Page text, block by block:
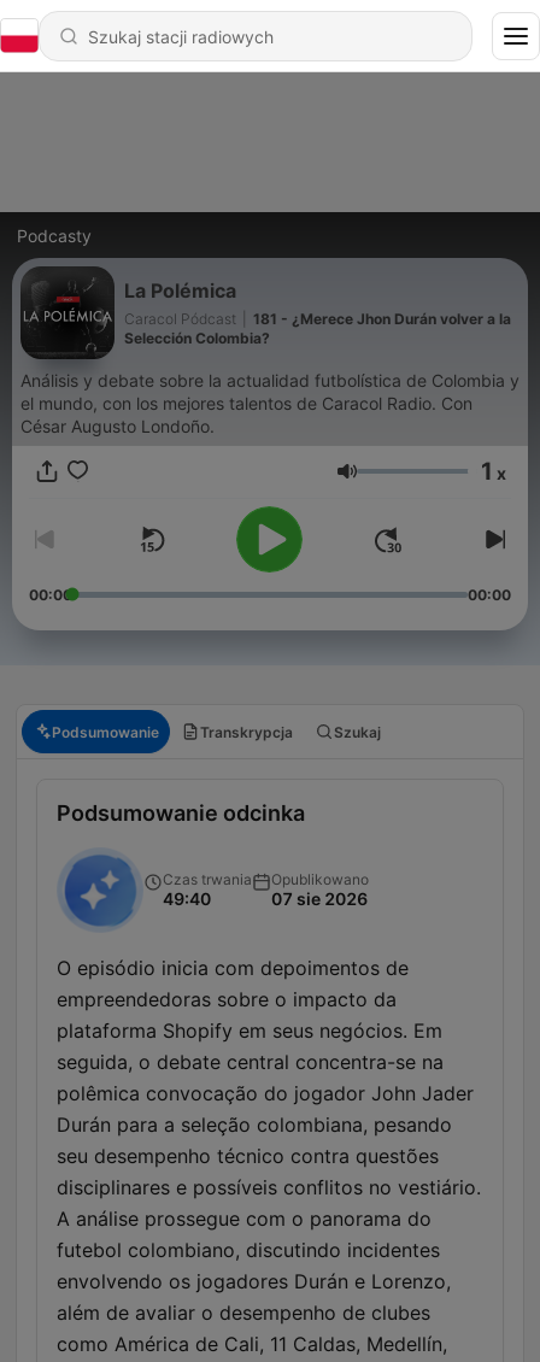
Podcasty
La Polémica
Caracol Pódcast
181 - ¿Merece Jhon Durán volver a la
Selección Colombia?
Análisis y debate sobre la actualidad futbolística de Colombia y
el mundo, con los mejores talentos de Caracol Radio. Con
César Augusto Londoño.
Głośność 1 x
00:00 00:00
Podsumowanie Transkrypcja Szukaj
Podsumowanie odcinka
Czas trwania
49:40
Opublikowano
07 sie 2026
O episódio inicia com depoimentos de
empreendedoras sobre o impacto da
plataforma Shopify em seus negócios. Em
seguida, o debate central concentra-se na
polêmica convocação do jogador John Jader
Durán para a seleção colombiana, pesando
seu desempenho técnico contra questões
disciplinares e possíveis conflitos no vestiário.
A análise prossegue com o panorama do
futebol colombiano, discutindo incidentes
envolvendo os jogadores Durán e Lorenzo,
além de avaliar o desempenho de clubes
como América de Cali, 11 Caldas, Medellín,